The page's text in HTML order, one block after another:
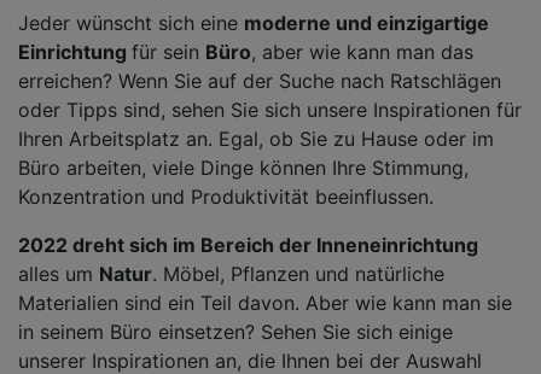
Jeder wünscht sich eine moderne und einzigartige
Einrichtung für sein Büro, aber wie kann man das
erreichen? Wenn Sie auf der Suche nach Ratschlägen
oder Tipps sind, sehen Sie sich unsere Inspirationen für
Ihren Arbeitsplatz an. Egal, ob Sie zu Hause oder im
Büro arbeiten, viele Dinge können Ihre Stimmung,
Konzentration und Produktivität beeinflussen.
2022 dreht sich im Bereich der Inneneinrichtung
alles um Natur. Möbel, Pflanzen und natürliche
Materialien sind ein Teil davon. Aber wie kann man sie
in seinem Büro einsetzen? Sehen Sie sich einige
unserer Inspirationen an, die Ihnen bei der Auswahl